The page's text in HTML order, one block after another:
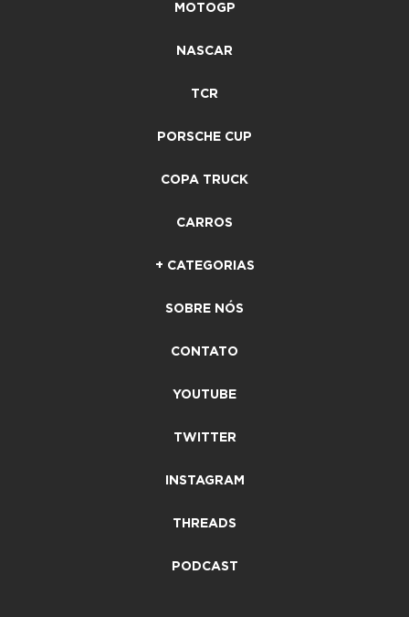
MOTOGP
NASCAR
TCR
PORSCHE CUP
COPA TRUCK
CARROS
+ CATEGORIAS
SOBRE NÓS
CONTATO
YOUTUBE
TWITTER
INSTAGRAM
THREADS
PODCAST